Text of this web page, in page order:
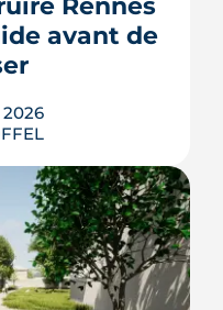
Rennes
avant de
2026
surélever à
pas :
PLUi des 43